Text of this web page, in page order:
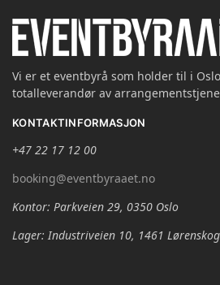
Vi er et eventbyrå som holder til i
totalleverandør av
KONTAKTINFORMASJON
+47 22 17 12 00
booking@eventbyraaet.no
Kontor: Parkveien 29, 0350 Oslo
Lager: Industriveien 10, 1461 Lørenskog